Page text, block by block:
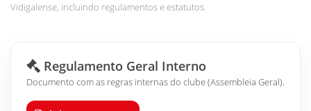
Vidigalense, incluindo regulamentos e estatutos.
Regulamento Geral Interno
Documento com as regras internas do clube (Assembleia Geral).